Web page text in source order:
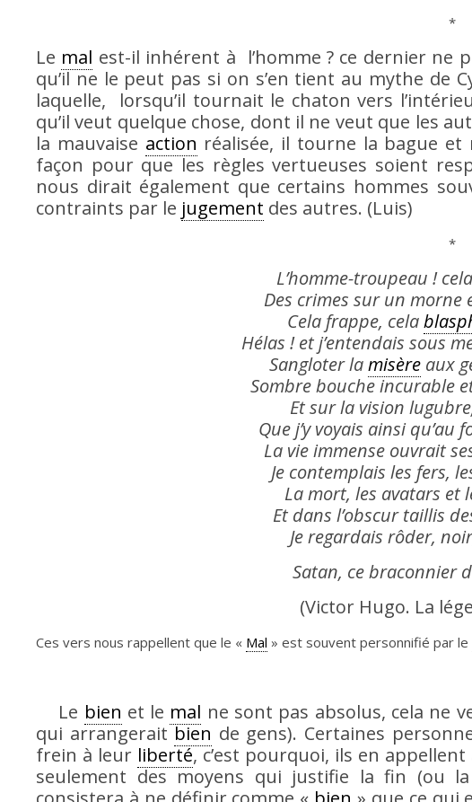
*
Le mal est-il inhérent à l’homme ? ce dernier ne
qu’il ne le peut pas si on s’en tient au mythe de
laquelle, lorsqu’il tournait le chaton vers
qu’il veut quelque chose, dont il ne veut que les
la mauvaise action réalisée, il tourne la bague et
façon pour que les règles vertueuses soient
nous dirait également que certains hommes
contraints par le jugement des autres. (Luis)
*
L’homme-troupeau !
Des crimes sur un morne
Cela frappe, cela
Hélas ! et j’entendais sous
Sangloter lamisèreaux
Sombre bouche incurable
Et sur la vision
Que j’y voyais ainsi qu’au
La vie immense ouvrait
Je contemplais les fers,
La mort, les avatars et
Et dans l’obscur taillis
Je regardais rôder,
Satan, ce braconnier
(Victor Hugo. La
Ces vers nous rappellent que le « Mal » est souvent personnifié par le
Le bien et le mal ne sont pas absolus, cela ne
qui arrangerait bien de gens). Certaines
frein à leur liberté, c’est pourquoi, ils en
seulement des moyens qui justifie la fin (ou